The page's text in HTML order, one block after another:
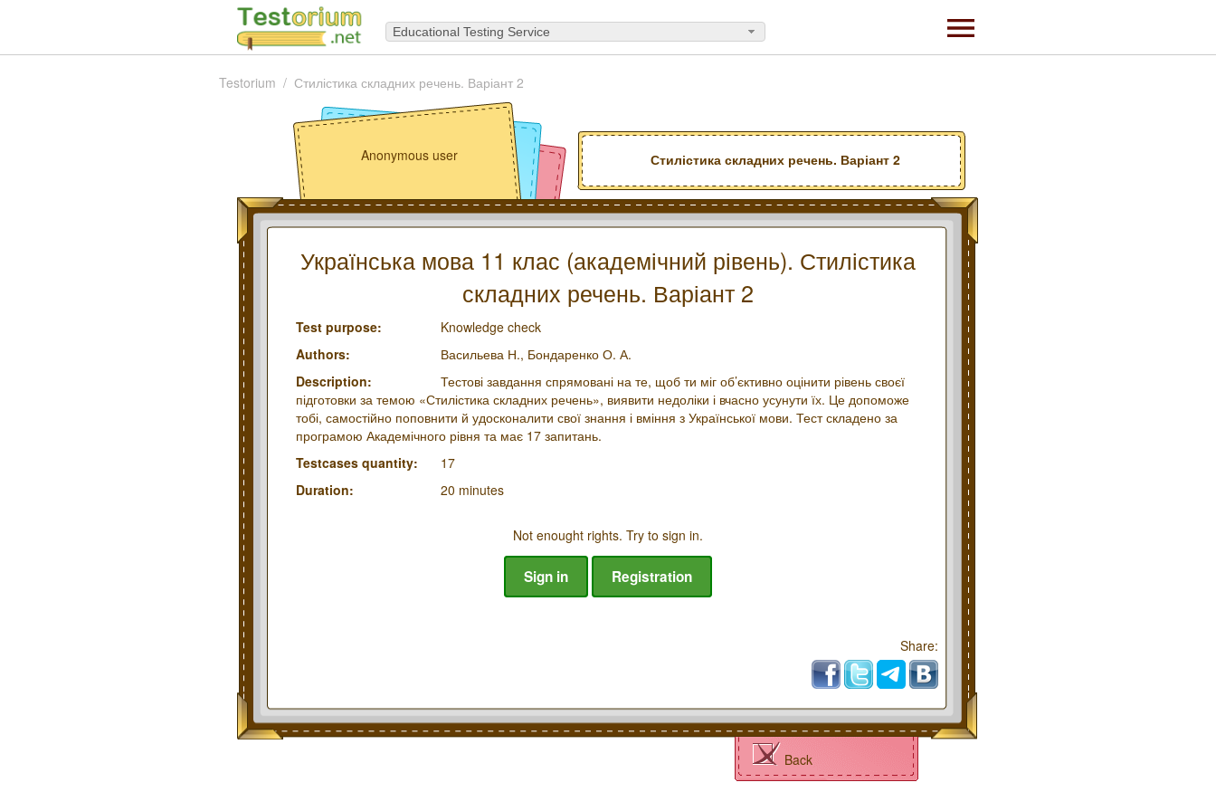
Educational Testing Service
Testorium Стилістика складних речень. Варіант 2
Стилістика складних речень. Варіант 2
Anonymous user
Українська мова 11 клас (академічний рівень). Стилістика
складних речень. Варіант 2
Test purpose:
Knowledge check
Authors:
Васильева Н., Бондаренко О. А.
Description:
Тестові завдання спрямовані на те, щоб ти міг об’єктивно оцінити рівень своєї
підготовки за темою «Стилістика складних речень», виявити недоліки і вчасно усунути їх. Це допоможе
тобі, самостійно поповнити й удосконалити свої знання і вміння з Української мови. Тест складено за
програмою Академічного рівня та має 17 запитань.
Testcases quantity:
17
Duration:
20 minutes
Not enought rights. Try to sign in.
Sign in Registration
Share:
Back